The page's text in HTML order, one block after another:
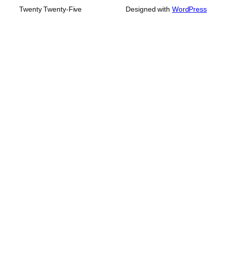
Twenty Twenty-Five Designed with WordPress